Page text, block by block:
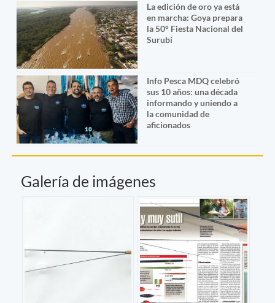
La edición de oro ya está
en marcha: Goya prepara
la 50° Fiesta Nacional del
Surubí
Info Pesca MDQ celebró
sus 10 años: una década
informando y uniendo a
la comunidad de
aficionados
Galería de imágenes